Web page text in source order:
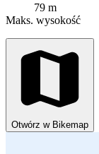
79 m
Maks. wysokość
Otwórz w Bikemap